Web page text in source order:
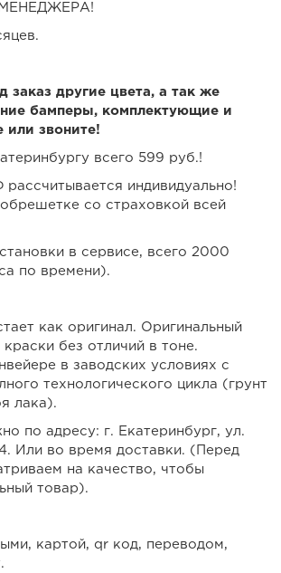
заказ другие цвета, а так же
бамперы, комплектующие и
или звоните!
всего 599 руб.!
индивидуально!
со страховкой всей
в сервисе, всего 2000
по времени).
как оригинал. Оригинальный
краски без отличий в тоне.
в заводских условиях с
технологического цикла (грунт
лака).
по адресу: г. Екатеринбург, ул.
Или во время доставки. (Перед
на качество, чтобы
товар).
картой, qr код, переводом,